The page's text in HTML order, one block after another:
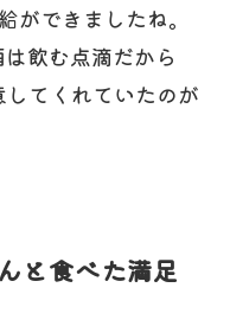
ができましたね。
飲む点滴だから
てくれていたのが
と食べた満足